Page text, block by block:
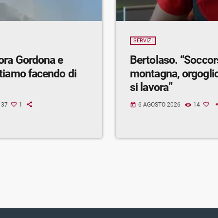
Gordona e
facendo di
37 1
SERVIZI
Bertolaso.
montagna,
si lavora”
today 6 AGOSTO 2026 14